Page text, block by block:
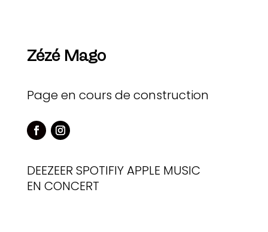
Zézé Mago
Page en cours de construction
DEEZEER SPOTIFIYAPPLE MUSIC
EN CONCERT